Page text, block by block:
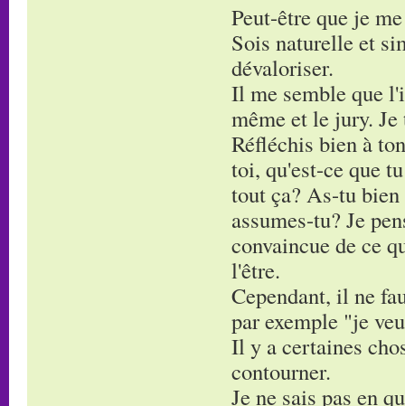
Peut-être que je
Sois naturelle et
dévaloriser.
Il me semble que
même et le jury.
Réfléchis bien à
toi, qu'est-ce que
tout ça? As-tu bien
assumes-tu? Je
convaincue de ce
l'être.
Cependant, il ne
par exemple "je
Il y a certaines
contourner.
Je ne sais pas en